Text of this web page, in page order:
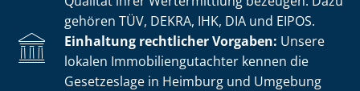
gehören TÜV, DEKRA, IHK, DIA und EIPOS.
Einhaltung rechtlicher Vorgaben: Unsere
lokalen Im­mo­bi­li­en­gut­ach­ter kennen die
Gesetzeslage in Heimburg und Umgebung